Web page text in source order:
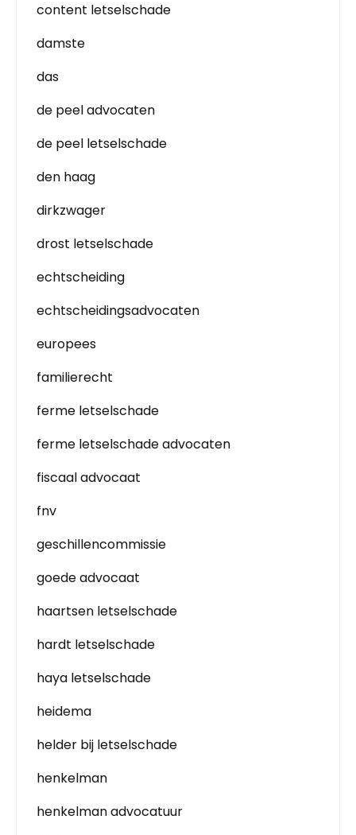
content letselschade
damste
das
de peel advocaten
de peel letselschade
den haag
dirkzwager
drost letselschade
echtscheiding
echtscheidingsadvocaten
europees
familierecht
ferme letselschade
ferme letselschade advocaten
fiscaal advocaat
fnv
geschillencommissie
goede advocaat
haartsen letselschade
hardt letselschade
haya letselschade
heidema
helder bij letselschade
henkelman
henkelman advocatuur